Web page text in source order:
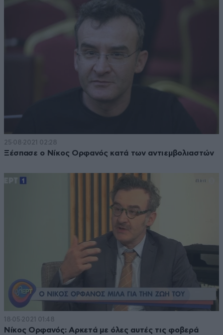
25·08·2021 02:28
Ξέσπασε ο Νίκος Ορφανός κατά των αντιεμβολιαστών
18·05·2021 01:48
Νίκος Ορφανός: Αρκετά με όλες αυτές τις φοβερά